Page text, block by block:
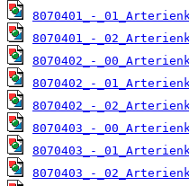
8070401_-
8070401_-
8070402_-
8070402_-
8070402_-
8070403_-
8070403_-
8070403_-